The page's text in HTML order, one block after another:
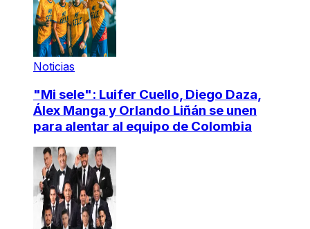
Noticias
"Mi sele": Luifer Cuello, Diego Daza,
Álex Manga y Orlando Liñán se unen
para alentar al equipo de Colombia